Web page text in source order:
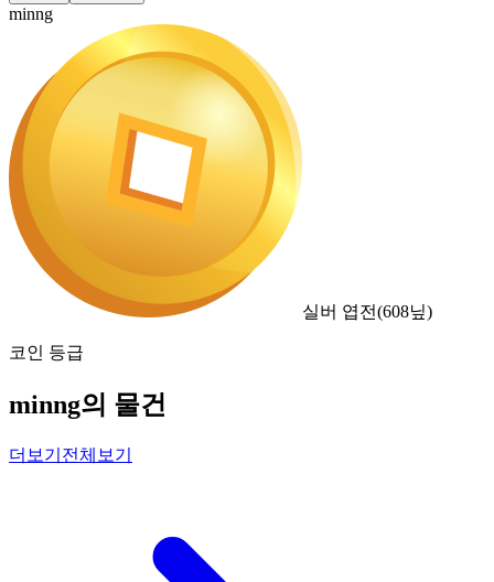
minng
실버 엽전(608닢)
코인 등급
minng의 물건
더보기 전체보기